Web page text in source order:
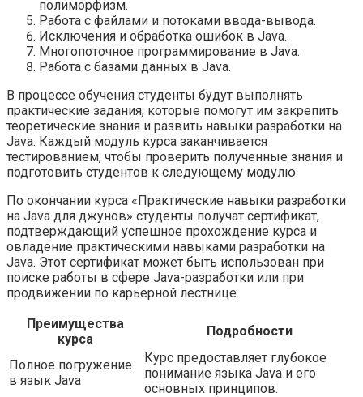
полиморфизм.
Работа с файлами и потоками ввода-вывода.
Исключения и обработка ошибок в Java.
Многопоточное программирование в Java.
Работа с базами данных в Java.
В процессе обучения студенты будут выполнять
практические задания, которые помогут им закрепить
теоретические знания и развить навыки разработки на
Java. Каждый модуль курса заканчивается
тестированием, чтобы проверить полученные знания и
подготовить студентов к следующему модулю.
По окончании курса «Практические навыки разработки
на Java для джунов» студенты получат сертификат,
подтверждающий успешное прохождение курса и
овладение практическими навыками разработки на
Java. Этот сертификат может быть использован при
поиске работы в сфере Java-разработки или при
продвижении по карьерной лестнице.
Преимущества
курса
Подробности
Полное погружение
в язык Java
Курс предоставляет глубокое
понимание языка Java и его
основных принципов.